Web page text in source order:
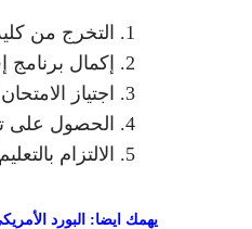
التخرج من
إكمال برنامج
اجتياز
الحصول على
الالتزام
يهمك ايضا: البورد